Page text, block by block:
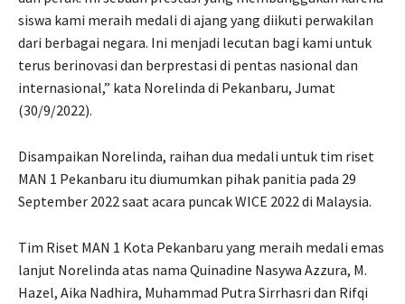
siswa kami meraih medali di ajang yang diikuti perwakilan
dari berbagai negara. Ini menjadi lecutan bagi kami untuk
terus berinovasi dan berprestasi di pentas nasional dan
internasional,” kata Norelinda di Pekanbaru, Jumat
(30/9/2022).
Disampaikan Norelinda, raihan dua medali untuk tim riset
MAN 1 Pekanbaru itu diumumkan pihak panitia pada 29
September 2022 saat acara puncak WICE 2022 di Malaysia.
Tim Riset MAN 1 Kota Pekanbaru yang meraih medali emas
lanjut Norelinda atas nama Quinadine Nasywa Azzura, M.
Hazel, Aika Nadhira, Muhammad Putra Sirrhasri dan Rifqi